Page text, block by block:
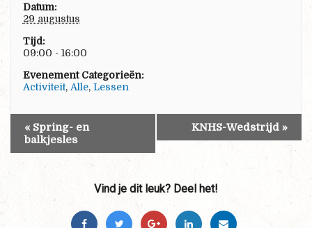
Datum:
29 augustus
Tijd:
09:00 - 16:00
Evenement Categorieën:
Activiteit, Alle, Lessen
« Spring- en
balkjesles
KNHS-Wedstrijd »
Vind je dit leuk? Deel het!